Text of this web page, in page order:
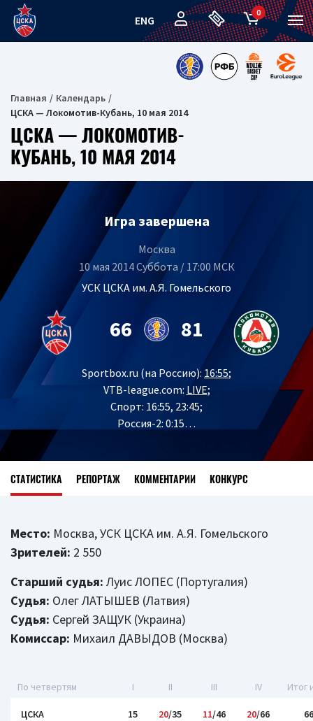
ENG
0
Главная
Календарь
ЦСКА — Локомотив-Кубань, 10 мая 2014
ЦСКА — ЛОКОМОТИВ-
КУБАНЬ, 10 МАЯ 2014
Игра завершена
Москва
10 мая 2014 Суббота / 17:00 МСК
УСК ЦСКА им. А.Я. Гомельского
66 81
Sportbox.ru (на Россию): 16:55;
VTB-league.com: LIVE;
Спорт: 16:55, 23:45;
Россия-2: 0:15…
СТАТИСТИКА РЕПОРТАЖ КОММЕНТАРИИ КОНКУРС
Место: Москва, УСК ЦСКА им. А.Я. Гомельского
Зрителей: 2 550
Старший судья: Луис ЛОПЕС (Португалия)
Судья: Олег ЛАТЫШЕВ (Латвия)
Судья: Сергей ЗАЩУК (Украина)
Комиссар: Михаил ДАВЫДОВ (Москва)
По четвертям I II III IV Итог
ЦСКА 15 20/35 11/46 20/66 66